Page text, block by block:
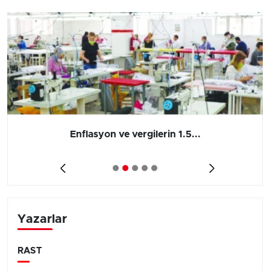
Enflasyon ve vergilerin 1.5...
Yazarlar
RAST